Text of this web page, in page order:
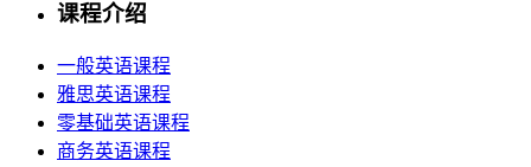
课程介绍
一般英语课程
雅思英语课程
零基础英语课程
商务英语课程